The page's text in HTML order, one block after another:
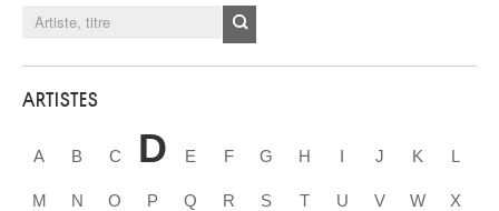
ARTISTES
A B C D E F G H I J K L
M N O P Q R S T U V W X